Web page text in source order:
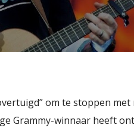
om te stoppen
Grammy-winnaar heeft